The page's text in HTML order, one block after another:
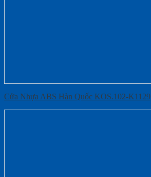
Cửa Nhựa ABS Hàn Quốc KOS.102-K1129